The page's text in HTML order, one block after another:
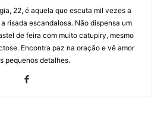
22, é aquela que escuta mil vezes a
risada escandalosa. Não dispensa um
de feira com muito catupiry, mesmo
Encontra paz na oração e vê amor
pequenos detalhes.